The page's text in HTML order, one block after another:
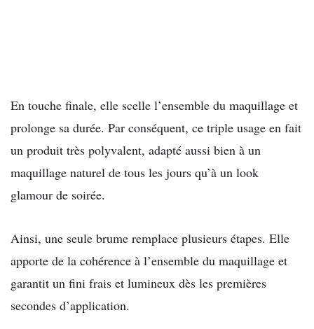
En touche finale, elle scelle l’ensemble du maquillage et
prolonge sa durée. Par conséquent, ce triple usage en fait
un produit très polyvalent, adapté aussi bien à un
maquillage naturel de tous les jours qu’à un look
glamour de soirée.
Ainsi, une seule brume remplace plusieurs étapes. Elle
apporte de la cohérence à l’ensemble du maquillage et
garantit un fini frais et lumineux dès les premières
secondes d’application.